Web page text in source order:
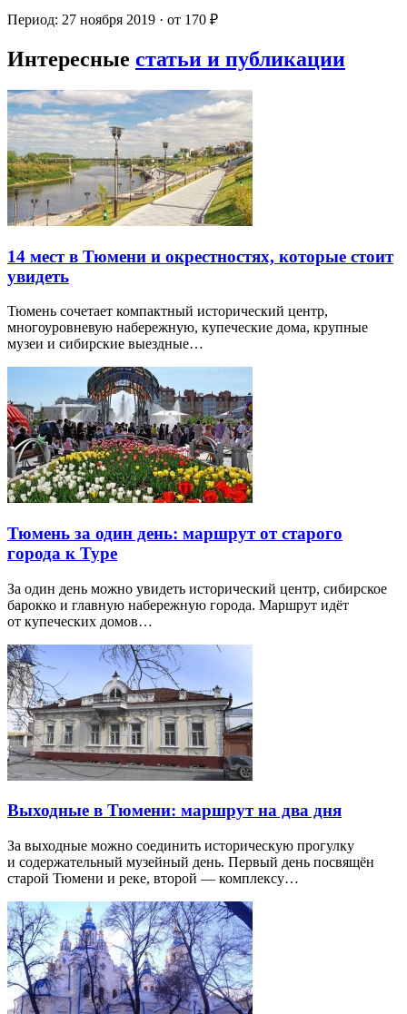
Период: 27 ноября 2019 · от 170 ₽
Интересные статьи и публикации
14 мест в Тюмени и окрестностях, которые стоит
увидеть
Тюмень сочетает компактный исторический центр,
многоуровневую набережную, купеческие дома, крупные
музеи и сибирские выездные…
Тюмень за один день: маршрут от старого
города к Туре
За один день можно увидеть исторический центр, сибирское
барокко и главную набережную города. Маршрут идёт
от купеческих домов…
Выходные в Тюмени: маршрут на два дня
За выходные можно соединить историческую прогулку
и содержательный музейный день. Первый день посвящён
старой Тюмени и реке, второй — комплексу…